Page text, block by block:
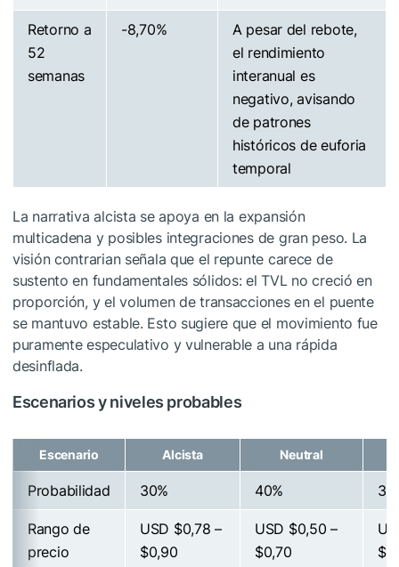
Retorno a
52
semanas
-8,70%
A pesar del rebote,
el rendimiento
interanual es
negativo, avisando
de patrones
históricos de euforia
temporal
La narrativa alcista se apoya en la expansión
multicadena y posibles integraciones de gran peso. La
visión contrarian señala que el repunte carece de
sustento en fundamentales sólidos: el TVL no creció en
proporción, y el volumen de transacciones en el puente
se mantuvo estable. Esto sugiere que el movimiento fue
puramente especulativo y vulnerable a una rápida
desinflada.
Escenarios y niveles probables
Escenario Alcista Neutral
Probabilidad 30% 40%
Rango de
precio
USD $0,78 –
$0,90
USD $0,50 –
$0,70